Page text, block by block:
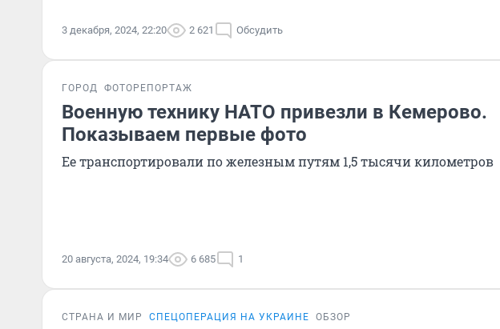
3 декабря, 2024, 22:20 2 621 Обсудить
ГОРОД ФОТОРЕПОРТАЖ
Военную технику НАТО привезли в Кемерово.
Показываем первые фото
Ее транспортировали по железным путям 1,5 тысячи километров
20 августа, 2024, 19:34 6 685 1
СТРАНА И МИР СПЕЦОПЕРАЦИЯ НА УКРАИНЕ ОБЗОР